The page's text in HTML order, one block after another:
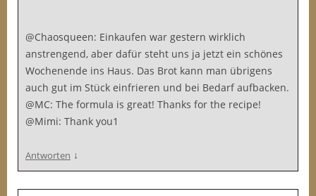
@Chaosqueen: Einkaufen war gestern wirklich
anstrengend, aber dafür steht uns ja jetzt ein schönes
Wochenende ins Haus. Das Brot kann man übrigens
auch gut im Stück einfrieren und bei Bedarf aufbacken.
@MC: The formula is great! Thanks for the recipe!
@Mimi: Thank you1
Antworten ↓